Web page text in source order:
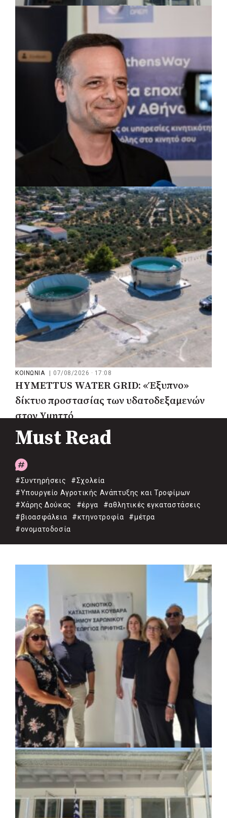
07/08/2026 · 17:45
Δήμος Πετρούπολης: Εργασίες
συντήρησης σε σχολεία και αθλητικές
εγκαταστάσεις
ΡΕΠΟΡΤΑΖ | 07/08/2026 · 17:27
Ο Δούκας για έργα, καθαριότητα και τη
μάχη των επόμενων εκλογών: «Η καλύτερη
μου να κατέβει ο Μπακογιάννης»
ΚΟΙΝΩΝΙΑ 07/08/2026 · 17:08
HYMETTUS WATER GRID: «Έξυπνο»
δίκτυο προστασίας των υδατοδεξαμενών
στον Υμηττό
Must Read
#Συντηρήσεις
#Σχολεία
#Υπουργείο Αγροτικής Ανάπτυξης και Τροφίμων
#Χάρης Δούκας
#έργα
#αθλητικές εγκαταστάσεις
#βιοασφάλεια
#κτηνοτροφία
#μέτρα
#ονοματοδοσία
ΚΟΙΝΩΝΙΑ | 07/08/2026 · 18:01
Το Δημοτικό Κατάστημα Κουβαρά φέρει
πλέον το όνομα «Γεώργιος Πρίφτης»